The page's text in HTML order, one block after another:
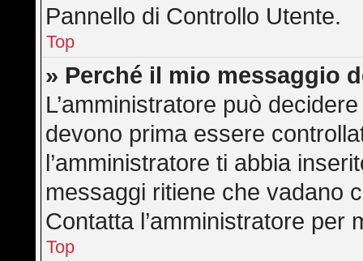
Pannello di Controllo Utente.
Top
» Perché il mio messaggio
L’amministratore può
devono prima essere
l’amministratore ti abbia
messaggi ritiene che vadano
Contatta l’amministratore per
Top